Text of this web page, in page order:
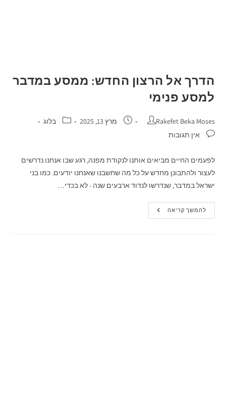
הדרך אל הרצון החדש: ממסע במדבר
למסע פנימי
Rakefet Beka Moses מרץ 13, 2025
בלוג
אין תגובות
לפעמים החיים מביאים אותנו לנקודת מפנה, רגע שבו אנחנו נדרשים
לעצור ולהתבונן מחדש על כל מה שחשבנו שאנחנו יודעים. כמו בני
ישראל במדבר, שנדרשו לנדוד ארבעים שנה - לא בכדי…
להמשך קריאה